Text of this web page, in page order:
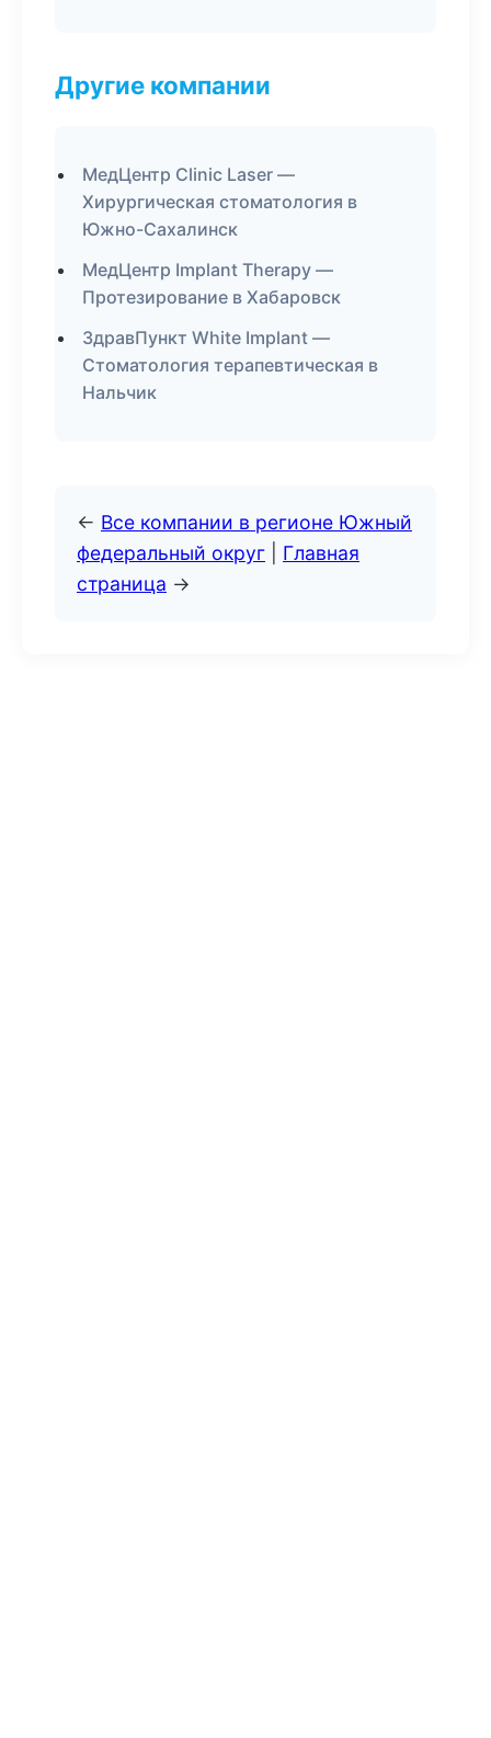
Другие компании
МедЦентр Clinic Laser —
Хирургическая стоматология в
Южно-Сахалинск
МедЦентр Implant Therapy —
Протезирование в Хабаровск
ЗдравПункт White Implant —
Стоматология терапевтическая в
Нальчик
← Все компании в регионе Южный
федеральный округ
Главная
страница →